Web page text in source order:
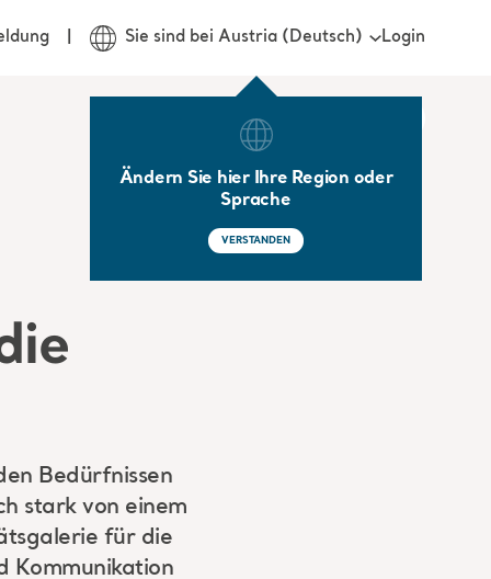
Sie sind bei Austria (Deutsch)
Ändern Sie hier Ihre Region oder
Sprache
VERSTANDEN
Login
Bedürfnissen
stark von einem
für die
Kommunikation